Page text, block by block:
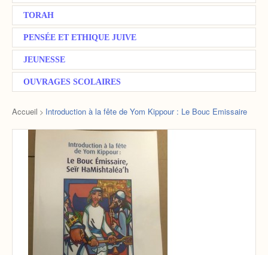
TORAH
PENSÉE ET ETHIQUE JUIVE
JEUNESSE
OUVRAGES SCOLAIRES
Accueil > Introduction à la fête de Yom Kippour : Le Bouc Emissaire